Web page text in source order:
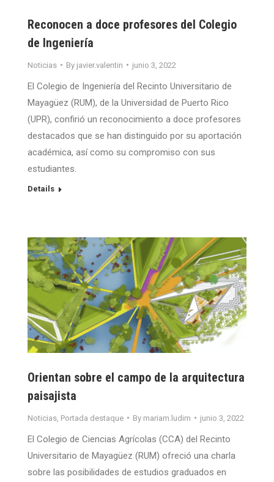
Reconocen a doce profesores del Colegio
de Ingeniería
Noticias By javier.valentin junio 3, 2022
El Colegio de Ingeniería del Recinto Universitario de
Mayagüez (RUM), de la Universidad de Puerto Rico
(UPR), confirió un reconocimiento a doce profesores
destacados que se han distinguido por su aportación
académica, así como su compromiso con sus
estudiantes.
Details
Orientan sobre el campo de la arquitectura
paisajista
Noticias Portada destaque By mariam.ludim junio 3, 2022
El Colegio de Ciencias Agrícolas (CCA) del Recinto
Universitario de Mayagüez (RUM) ofreció una charla
sobre las posibilidades de estudios graduados en